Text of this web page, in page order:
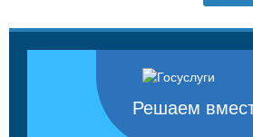
Решаем